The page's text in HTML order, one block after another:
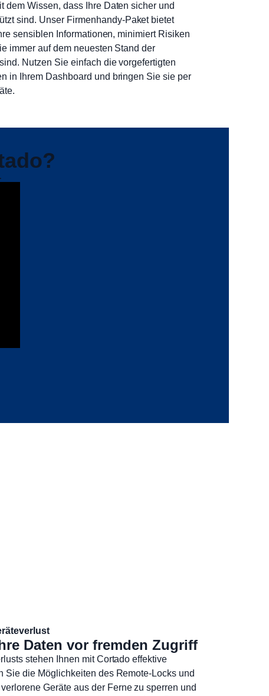
dem Wissen, dass Ihre Daten sicher und
sind. Unser Firmenhandy-Paket bietet
sensiblen Informationen, minimiert Risiken
immer auf dem neuesten Stand der
Nutzen Sie einfach die vorgefertigten
in Ihrem Dashboard und bringen Sie sie per
Daten vor fremden Zugriff
stehen Ihnen mit Cortado effektive
Sie die Möglichkeiten des Remote-Locks und
Geräte aus der Ferne zu sperren und